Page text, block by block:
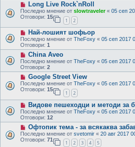
Long Live Rock`nRoll
Последно мнение от slowtraveler« 05 сеп
Отговори: 15
1 2
Най-лошият шофьор
Последно мнение от TheFoxy « 05 сеп 2017
Отговори: 1
China Aveo
Последно мнение от TheFoxy « 05 сеп 2017
Отговори: 2
Google Street View
Последно мнение от TheFoxy « 05 сеп 2017
Отговори: 15
1 2
Видове пешеходци и методи за
Последно мнение от TheFoxy « 05 сеп 2017
Отговори: 12
Офтопик тема - за всякаква
Последно мнение от svetomir « 20 авг 2017
Отговори: 71
1 2 3 4 5